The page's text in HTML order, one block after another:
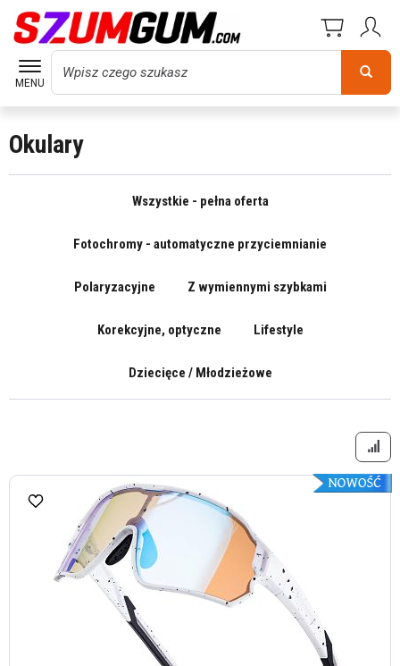
MENU
Wyszukaj
Okulary
Wszystkie - pełna oferta
Fotochromy - automatyczne przyciemnianie
Polaryzacyjne Z wymiennymi szybkami
Korekcyjne, optyczne Lifestyle
Dziecięce / Młodzieżowe